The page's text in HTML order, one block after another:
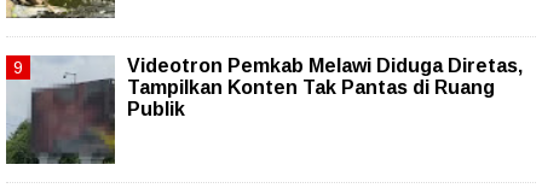
Videotron Pemkab Melawi Diduga Diretas,
Tampilkan Konten Tak Pantas di Ruang
Publik